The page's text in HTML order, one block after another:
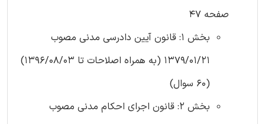
صفحه 47
بخش 1: قانون آیین دادرسی مدنی مصوب
1379/01/21 (به همراه اصلاحات تا 1396/08/03)
(60 سوال)
بخش 2: قانون اجرای احکام مدنی مصوب